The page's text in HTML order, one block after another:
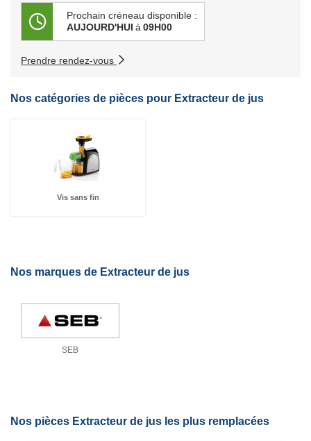
Prochain créneau disponible :
AUJOURD'HUI à 09H00
Prendre rendez-vous
Nos catégories de pièces pour Extracteur de jus
Vis sans fin
Nos marques de Extracteur de jus
SEB
Nos pièces Extracteur de jus les plus remplacées